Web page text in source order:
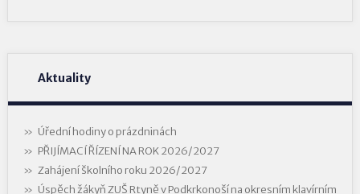
Aktuality
Úřední hodiny o prázdninách
PŘIJÍMACÍ ŘÍZENÍ NA ROK 2026/2027
Zahájení školního roku 2026/2027
Úspěch žákyň ZUŠ Rtyně v Podkrkonoší na okresním klavírním